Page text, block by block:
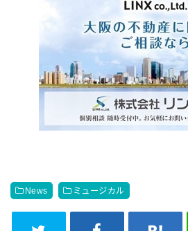
News ミュージカル